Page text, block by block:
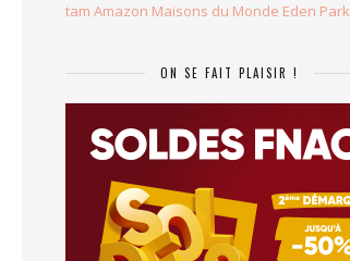
tam Amazon Maisons du Monde Eden Park
ON SE FAIT PLAISIR !